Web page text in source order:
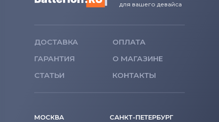
для вашего девайса
ДОСТАВКА
ОПЛАТА
ГАРАНТИЯ
О МАГАЗИНЕ
СТАТЬИ
КОНТАКТЫ
МОСКВА САНКТ-ПЕТЕРБУРГ